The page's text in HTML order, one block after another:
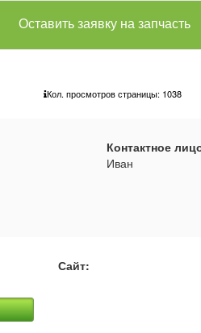
Оставить заявку на запчасть
Кол. просмотров страницы: 1038
Контактное
Иван
Сайт: